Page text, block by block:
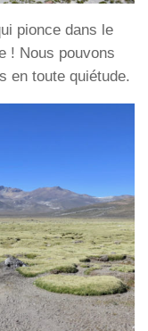
pionce dans le
! Nous pouvons
en toute quiétude.